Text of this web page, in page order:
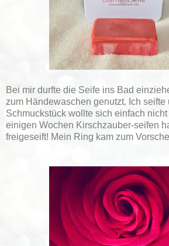
Bei mir durfte die Seife ins Bad
zum Händewaschen genutzt. Ich seifte
Schmuckstück wollte sich einfach
einigen Wochen Kirschzauber-seifen
freigeseift! Mein Ring kam zum